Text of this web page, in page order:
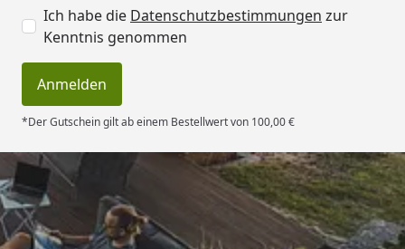
Ich habe die Datenschutzbestimmungen zur
Kenntnis genommen
Anmelden
*Der Gutschein gilt ab einem Bestellwert von 100,00 €
Trusted Shops